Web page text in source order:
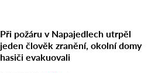
Při požáru v Napajedlech utrpěl
jeden člověk zranění, okolní domy
hasiči evakuovali